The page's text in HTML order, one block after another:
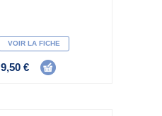
VOIR LA FICHE
9,50 €